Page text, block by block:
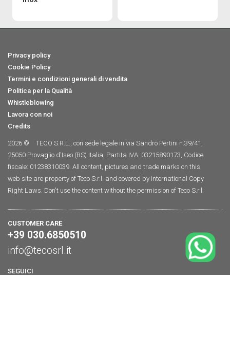
Privacy policy
Cookie Policy
Termini e condizioni generali di vendita
Politica per la Qualità
Whistleblowing
Lavora con noi
Credits
2026 ©
TECO S.R.L., con sede legale in via Sandro Pertini n.39/41,
25050 Provaglio d'Iseo (BS) Italia, Partita IVA: 03215890173, Codice
fiscale: 01238310039. All content, pictures and trade marks on this
web site are property of Teco S.r.l. and covered by international Copy
Right Laws. Don't use the content without the permission of Teco S.r.l.
CUSTOMER CARE
+39 030.6850510
info@tecosrl.it
SEGUICI